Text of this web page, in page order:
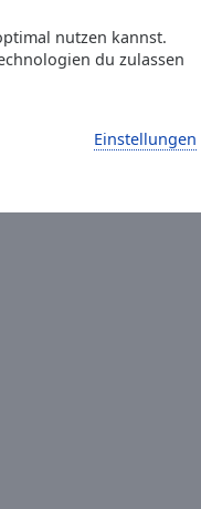
nutzen kannst.
du zulassen
Einstellungen